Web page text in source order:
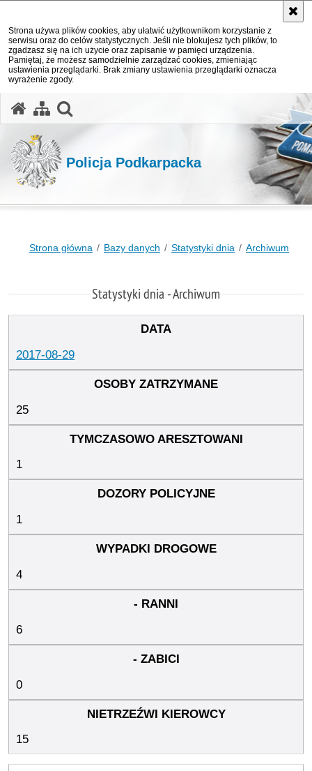
Strona używa plików cookies, aby ułatwić użytkownikom korzystanie z
serwisu oraz do celów statystycznych. Jeśli nie blokujesz tych plików, to
zgadzasz się na ich użycie oraz zapisanie w pamięci urządzenia.
Pamiętaj, że możesz samodzielnie zarządzać cookies, zmieniając
ustawienia przeglądarki. Brak zmiany ustawienia przeglądarki oznacza
wyrażenie zgody.
Policja Podkarpacka
Strona główna Bazy danych Statystyki dnia Archiwum
Statystyki dnia - Archiwum
2017-08-29
25
1
1
4
6
0
15